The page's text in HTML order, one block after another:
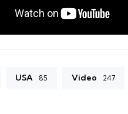
USA 85 Video 247